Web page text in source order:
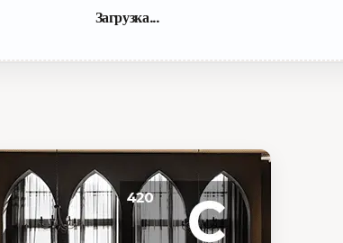
Загрузка...